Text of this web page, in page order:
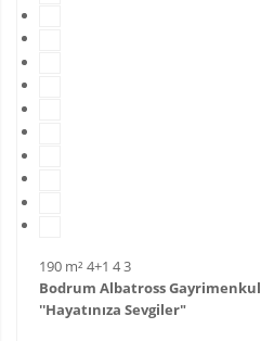
190 m² 4+1 43
Bodrum Albatross Gayrimenkul
''Hayatınıza Sevgiler"